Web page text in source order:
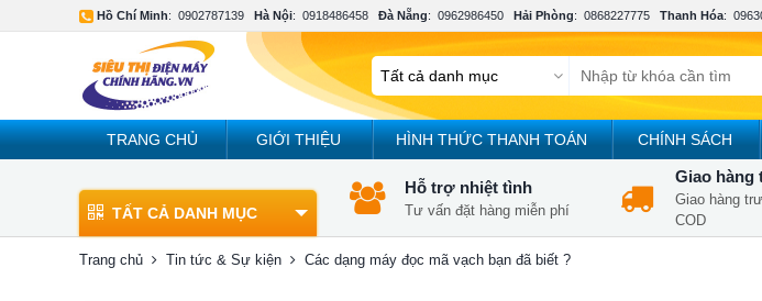
Hồ Chí Minh: 0902787139 Hà Nội: 0918486458 Đà Nẵng: 0962986450 Hải Phòng: 0868227775 Thanh Hóa:
TRANG CHỦ GIỚI THIỆU HÌNH THỨC THANH TOÁN CHÍNH SÁCH
TẤT CẢ DANH MỤC
Hỗ trợ nhiệt tình
Tư vấn đặt hàng miễn phí
Giao hàng
Giao hàng
COD
Trang chủ Tin tức & Sự kiện Các dạng máy đọc mã vạch bạn đã biết ?